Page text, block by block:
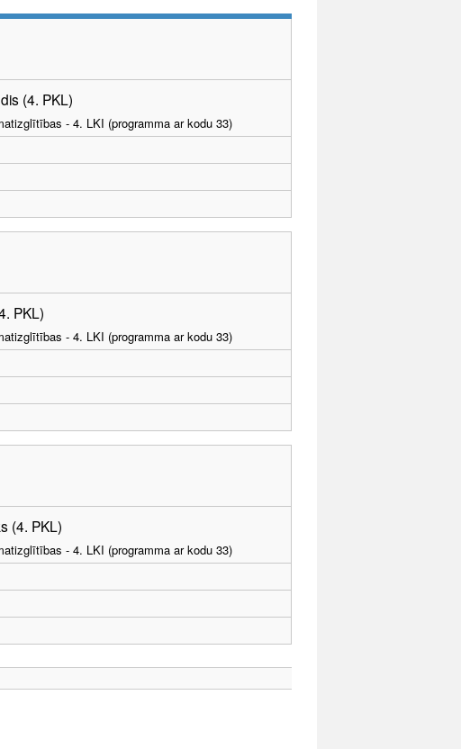
(4. PKL)
- 4. LKI (programma ar kodu 33)
PKL)
- 4. LKI (programma ar kodu 33)
(4. PKL)
- 4. LKI (programma ar kodu 33)